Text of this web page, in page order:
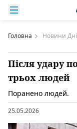
Головна Новини
Після удару
трьох людей
Поранено людей.
25.05.2026